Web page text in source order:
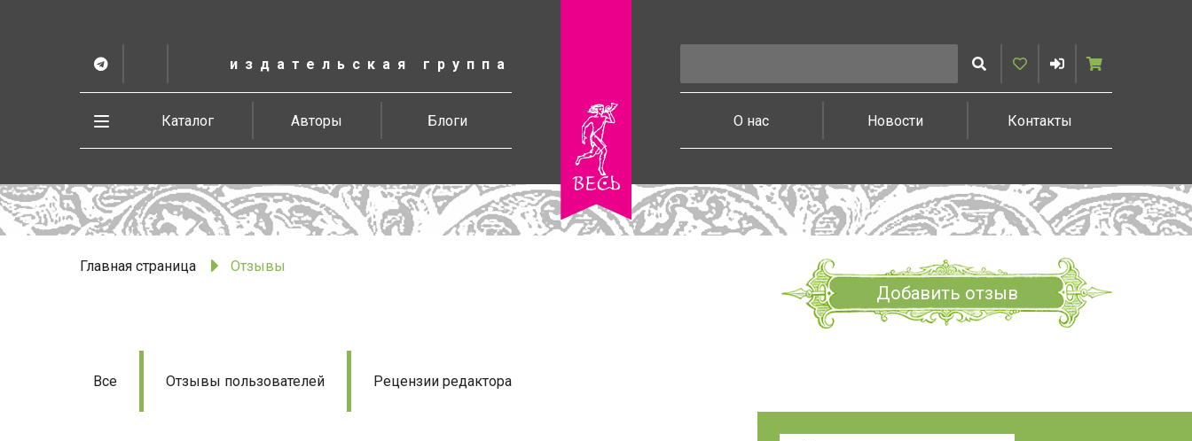
содержанию
издательская группа
весь
Telegram
Vesbook
ИскатьИзбранное
ВойтиКорзина
Каталог Авторы Блоги О нас Новости Контакты
Развернуть
Главная страница Отзывы
Добавить отзыв
ОтзывыВсе Отзывы пользователей Рецензии редактора